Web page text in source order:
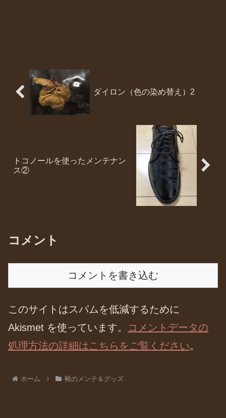
ダイロン（色の染め替え）2
トコノールを使ったメンテナン
ス②
コメント
コメントを書き込む
このサイトはスパムを低減するために
Akismet を使っています。
コメントデータの
処理方法の詳細はこちらをご覧ください。
ホーム 靴のメンテ＆グッズ